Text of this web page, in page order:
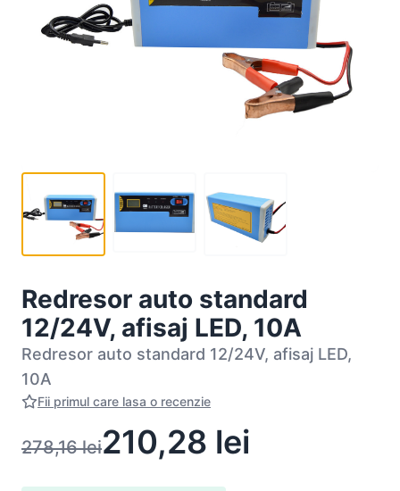
Redresor auto standard
12/24V, afisaj LED, 10A
Redresor auto standard 12/24V, afisaj LED,
10A
Fii primul care lasa o recenzie
278,16lei210,28 lei